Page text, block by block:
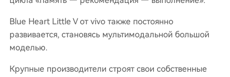
Blue Heart Little V от vivo также постоянно
развивается, становясь мультимодальной большой
моделью.
Крупные производители строят свои собственные